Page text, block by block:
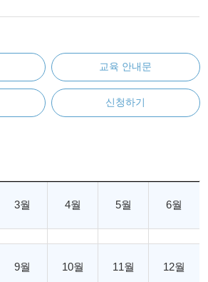
교육 안내문
신청하기
3월 4월 5월 6월
9월 10월 11월 12월